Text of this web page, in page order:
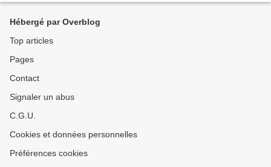
Hébergé par Overblog
Top articles
Pages
Contact
Signaler un abus
C.G.U.
Cookies et données personnelles
Préférences cookies